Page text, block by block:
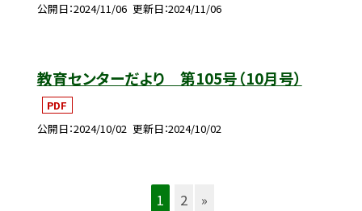
公開日 2024/11/06 更新日 2024/11/06
教育センターだより 第105号（10月号）
PDF
公開日 2024/10/02 更新日 2024/10/02
1 2 »